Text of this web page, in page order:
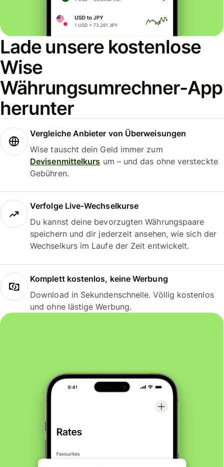
Lade unsere kostenlose
Wise
Währungsumrechner-App
herunter
Vergleiche Anbieter von Überweisungen
Wise tauscht dein Geld immer zum
Devisenmittelkurs um – und das ohne versteckte
Gebühren.
Verfolge Live-Wechselkurse
Du kannst deine bevorzugten Währungspaare
speichern und dir jederzeit ansehen, wie sich der
Wechselkurs im Laufe der Zeit entwickelt.
Komplett kostenlos, keine Werbung
Download in Sekundenschnelle. Völlig kostenlos
und ohne lästige Werbung.